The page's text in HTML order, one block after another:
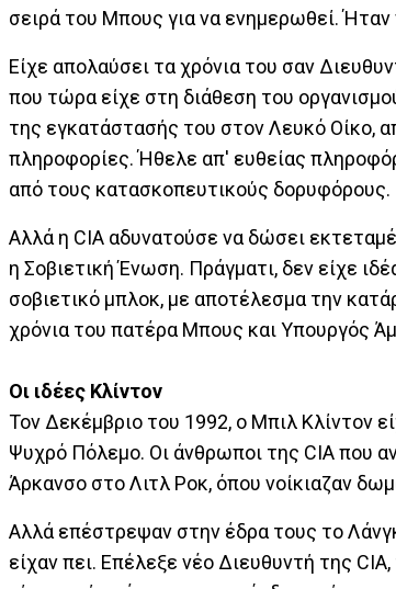
σειρά του Μπους για να ενημερωθεί.
Είχε απολαύσει τα χρόνια του σαν
που τώρα είχε στη διάθεση του
της εγκατάστασής του στον Λευκό Οίκο,
πληροφορίες. Ήθελε απ' ευθείας
από τους κατασκοπευτικούς δορυφόρους.
Αλλά η CIA αδυνατούσε να δώσει
η Σοβιετική Ένωση. Πράγματι, δεν είχε
σοβιετικό μπλοκ, με αποτέλεσμα την
χρόνια του πατέρα Μπους και Υπουργός
Οι ιδέες Κλίντον
Τον Δεκέμβριο του 1992, ο Μπιλ Κλίντον
Ψυχρό Πόλεμο. Οι άνθρωποι της CIA που
Άρκανσο στο Λιτλ Ροκ, όπου νοίκιαζαν
Αλλά επέστρεψαν στην έδρα τους το
είχαν πει. Επέλεξε νέο Διευθυντή της